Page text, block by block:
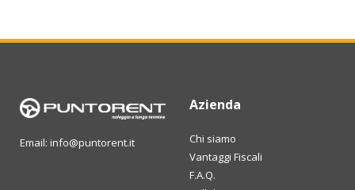
Email: info@puntorent.it
Azienda
Chi siamo
Vantaggi Fiscali
F.A.Q.